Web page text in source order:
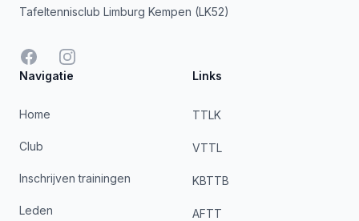
Tafeltennisclub Limburg Kempen (LK52)
FacebookInstagram
Navigatie
Home
Club
Inschrijven trainingen
Leden
Links
TTLK
VTTL
KBTTB
AFTT